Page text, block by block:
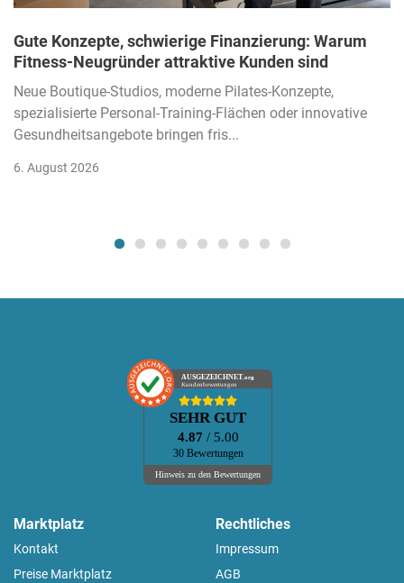
Gute Konzepte, schwierige Finanzierung: Warum
Fitness-Neugründer attraktive Kunden sind
Neue Boutique-Studios, moderne Pilates-Konzepte,
spezialisierte Personal-Training-Flächen oder innovative
Gesundheitsangebote bringen fris...
6. August 2026
AUSGEZEICHNET.org
Kundenbewertungen
SEHR GUT
4.87 / 5.00
30 Bewertungen
Hinweis zu den Bewertungen
Marktplatz
Kontakt
Preise Marktplatz
Rechtliches
Impressum
AGB